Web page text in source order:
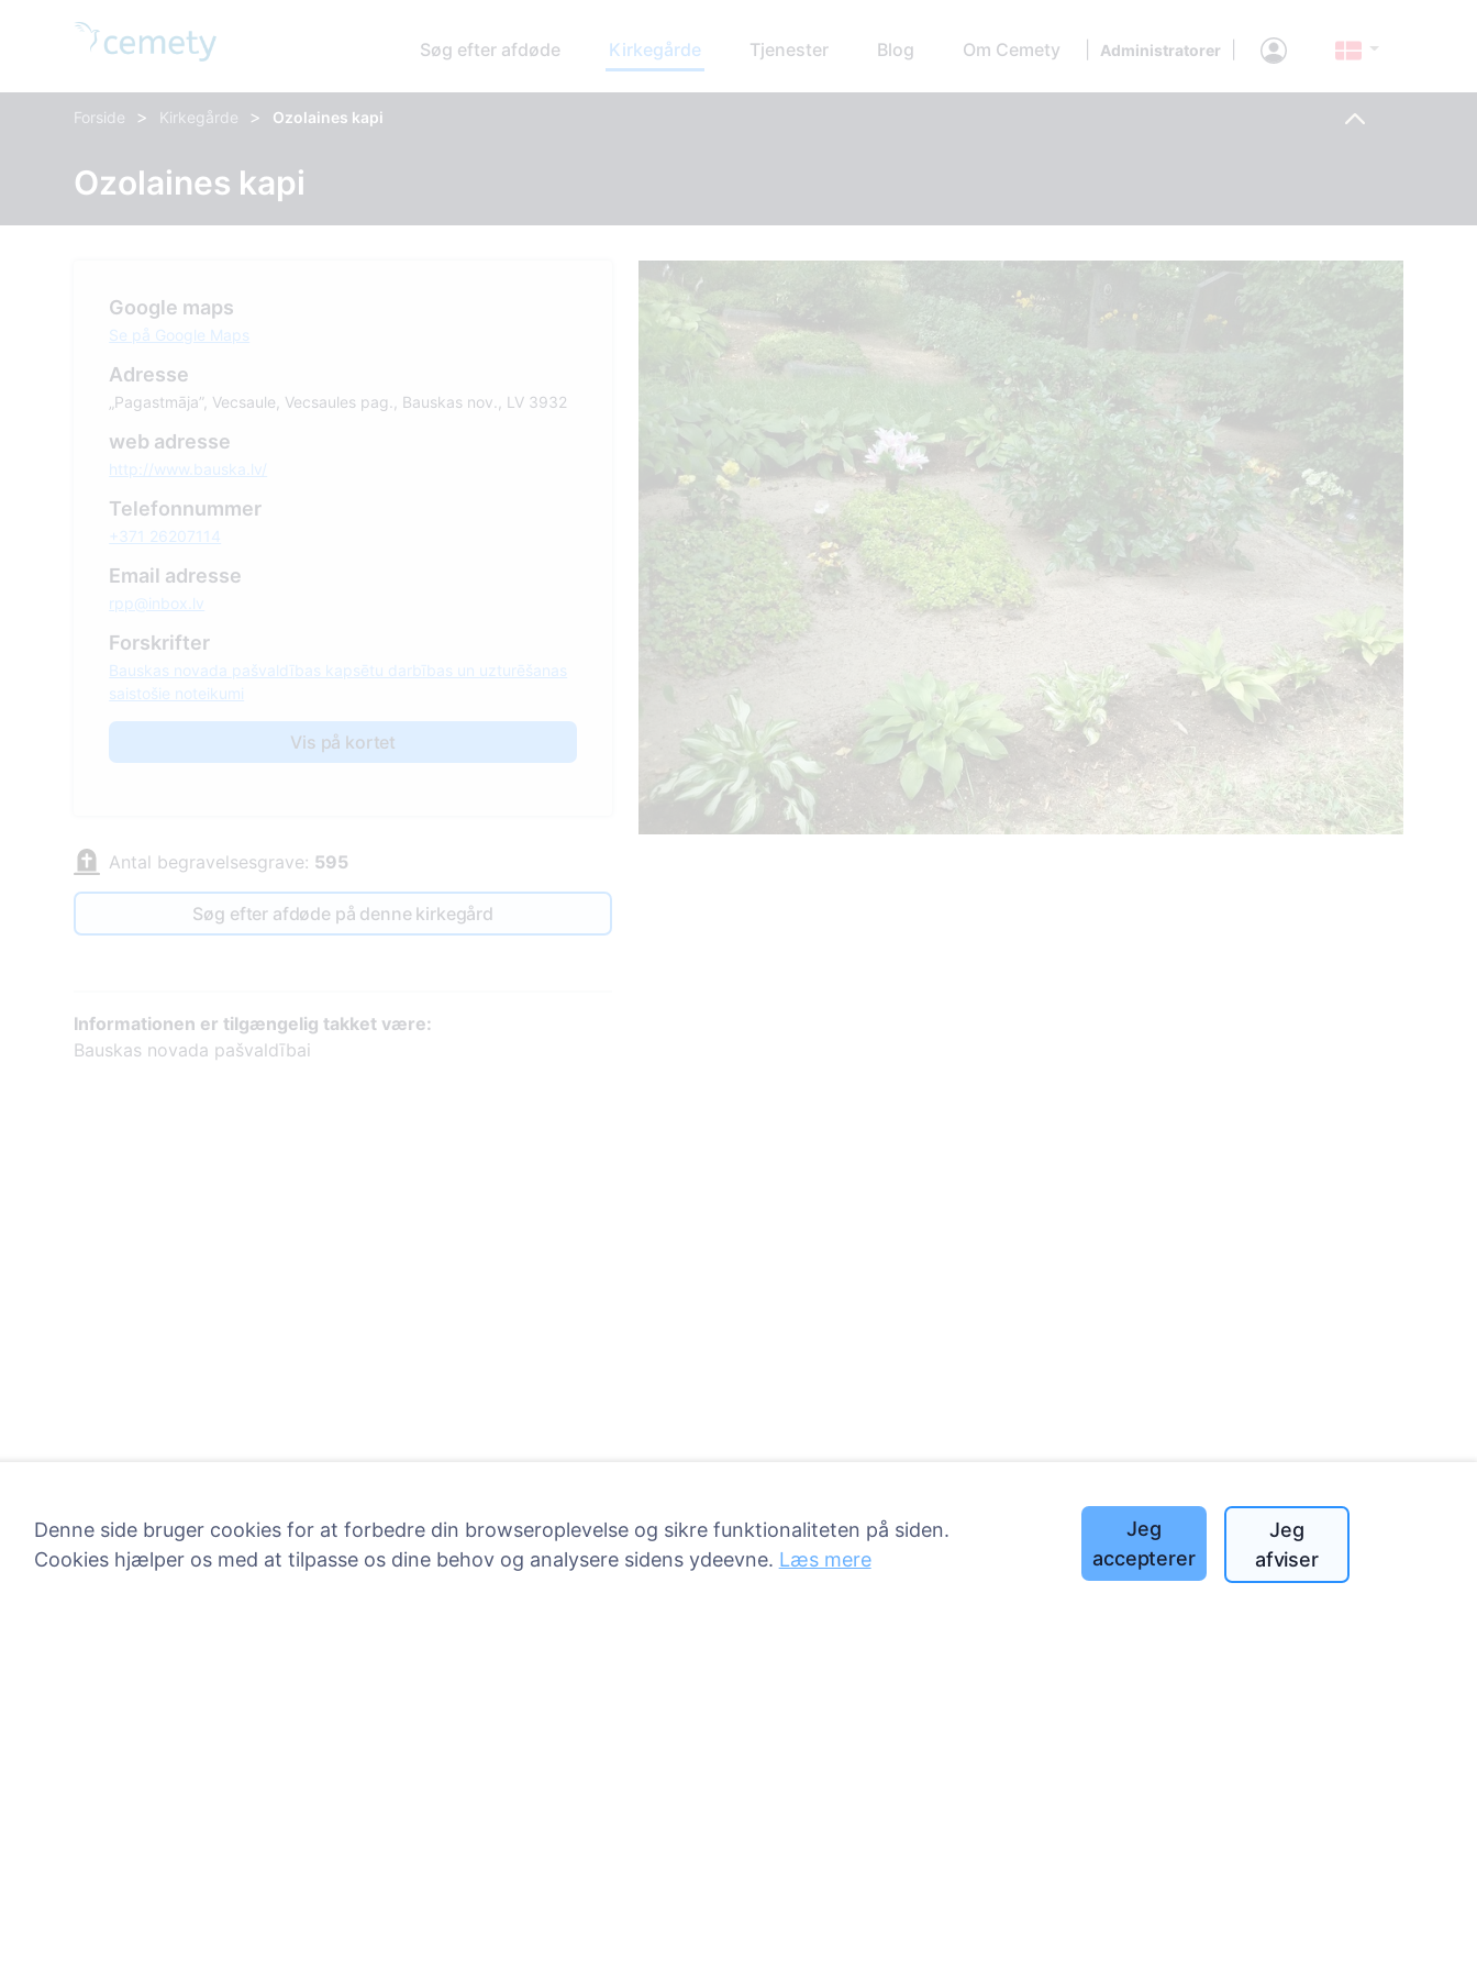
Søg efter afdøde Kirkegårde Tjenester Blog Om Cemety Administratorer
Forside > Kirkegårde > Ozolaines kapi
Ozolaines kapi
Google maps
Se på Google Maps
Adresse
„Pagastmāja”, Vecsaule, Vecsaules pag., Bauskas nov., LV 3932
web adresse
http://www.bauska.lv/
Telefonnummer
+371 26207114
Email adresse
rpp@inbox.lv
Forskrifter
Bauskas novada pašvaldības kapsētu darbības un uzturēšanas
saistošie noteikumi
Vis på kortet
Antal begravelsesgrave: 595
Søg efter afdøde på denne kirkegård
Informationen er tilgængelig takket være:
Bauskas novada pašvaldībai
Information Søg Tjenester Kontakt
Denne side bruger cookies for at forbedre din browseroplevelse og sikre funktionaliteten på siden.
Cookies hjælper os med at tilpasse os dine behov og analysere sidens ydeevne. Læs mere
Jeg
accepterer
Jeg
afviser